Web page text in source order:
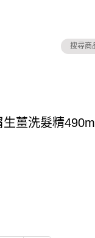
薑洗髮精